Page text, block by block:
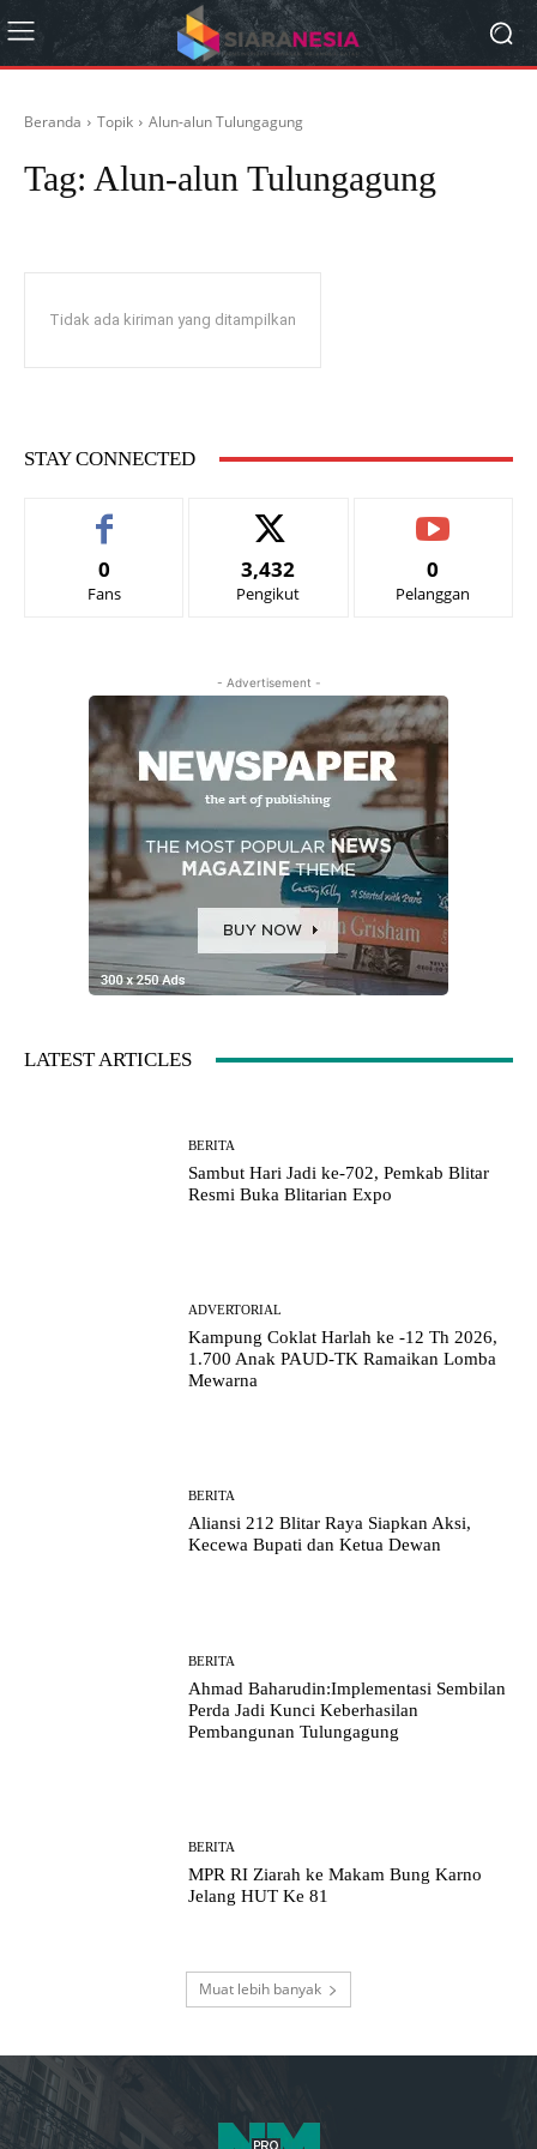
Beranda Topik Alun-alun Tulungagung
Tag: Alun-alun Tulungagung
Tidak ada kiriman yang ditampilkan
STAY CONNECTED
0
Fans
3,432
Pengikut
0
Pelanggan
- Advertisement -
LATEST ARTICLES
BERITA
Sambut Hari Jadi ke-702, Pemkab Blitar
Resmi Buka Blitarian Expo
ADVERTORIAL
Kampung Coklat Harlah ke -12 Th 2026,
1.700 Anak PAUD-TK Ramaikan Lomba
Mewarna
BERITA
Aliansi 212 Blitar Raya Siapkan Aksi,
Kecewa Bupati dan Ketua Dewan
BERITA
Ahmad Baharudin:Implementasi Sembilan
Perda Jadi Kunci Keberhasilan
Pembangunan Tulungagung
BERITA
MPR RI Ziarah ke Makam Bung Karno
Jelang HUT Ke 81
Muat lebih banyak